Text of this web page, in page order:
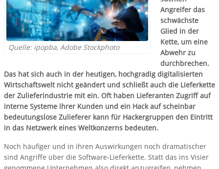
Quelle: ipopba, Adobe Stockphoto
Angreifer das
schwächste
Glied in der
Kette, um eine
Abwehr zu
durchbrechen.
Das hat sich auch in der heutigen, hochgradig digitalisierten
Wirtschaftswelt nicht geändert und schließt auch die Lieferkette
der Zulieferindustrie mit ein. Oft haben Lieferanten Zugriff auf
interne Systeme ihrer Kunden und ein Hack auf scheinbar
bedeutungslose Zulieferer kann für Hackergruppen den Eintritt
in das Netzwerk eines Weltkonzerns bedeuten.
Noch häufiger und in ihren Auswirkungen noch dramatischer
sind Angriffe über die Software-Lieferkette. Statt das ins Visier